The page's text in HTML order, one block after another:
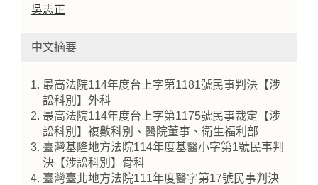
Home
吳志正
中文摘要
最高法院114年度台上字第1181號民事判決【涉
訟科別】外科
最高法院114年度台上字第1175號民事裁定【涉
訟科別】複數科別、醫院董事、衛生福利部
臺灣基隆地方法院114年度基醫小字第1號民事判
決【涉訟科別】骨科
臺灣臺北地方法院111年度醫字第17號民事判決